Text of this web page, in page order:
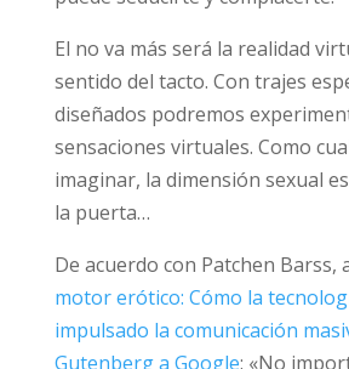
la palabra con nosotros. Una
que puede seducirte y
El no va más será la realidad
sentido del tacto. Con trajes
diseñados podremos
puede imaginar, la dimensión
llamando a la puerta…
De acuerdo con Patchen Barss,